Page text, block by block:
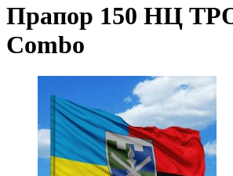
Прапор 150 НЦ
Combo